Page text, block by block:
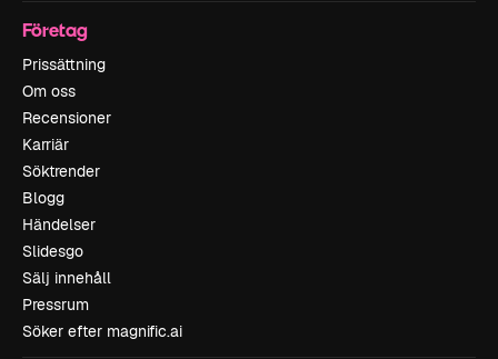
Företag
Prissättning
Om oss
Recensioner
Karriär
Söktrender
Blogg
Händelser
Slidesgo
Sälj innehåll
Pressrum
Söker efter magnific.ai